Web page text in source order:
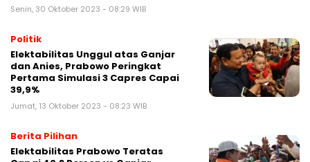
Senin, 30 Oktober 2023 - 08:29 WIB
Politik
Elektabilitas Unggul atas Ganjar
dan Anies, Prabowo Peringkat
Pertama Simulasi 3 Capres Capai
39,9%
Jumat, 13 Oktober 2023 - 08:23 WIB
Berita Pilihan
Elektabilitas Prabowo Teratas